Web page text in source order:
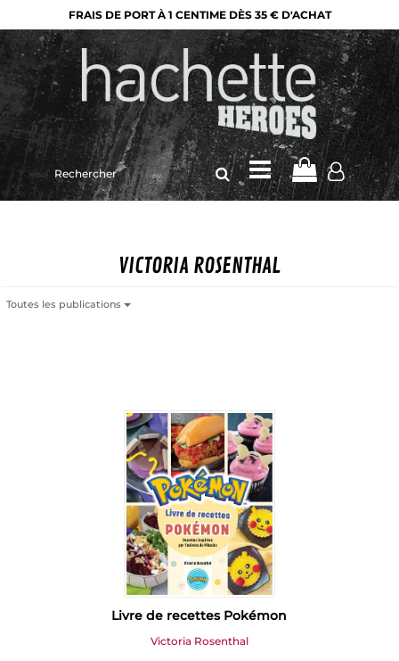
FRAIS DE PORT À 1 CENTIME DÈS 35 € D'ACHAT
Rechercher
sur
le
VICTORIA ROSENTHAL
Toutes les publications
Livre de recettes Pokémon
Victoria Rosenthal